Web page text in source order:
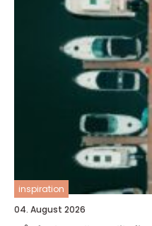
inspiration
04. August 2026